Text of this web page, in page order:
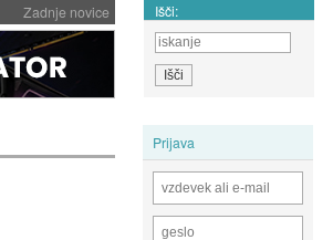
Zadnje novice Išči:
Prijava